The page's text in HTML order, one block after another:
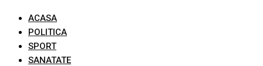
ACASA
POLITICA
SPORT
SANATATE